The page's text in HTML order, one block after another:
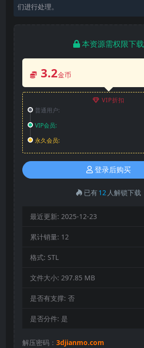
们进行处理。
本资源需权限下载
3.2金币
VIP折扣
普通用户:
VIP会员:
永久会员:
登录后购买
已有12 人解锁下载
最近更新: 2025-12-23
累计销量: 12
格式: STL
文件大小: 297.85 MB
是否有支撑: 否
是否分件: 是
解压密码： 3djianmo.com